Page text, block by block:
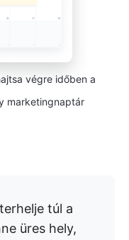
végre időben a
marketingnaptár
túl a
üres hely,